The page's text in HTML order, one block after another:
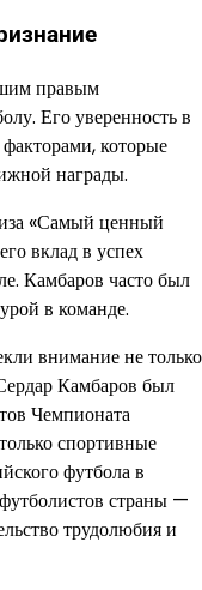
правым
Его уверенность в
которые
награды.
«Самый ценный
вклад в успех
Камбаров часто был
в команде.
внимание не только
Камбаров был
Чемпионата
спортивные
футбола в
страны —
трудолюбия и